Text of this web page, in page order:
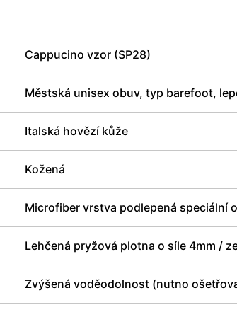
Cappucino vzor (SP28)
Městská unisex obuv, typ barefoot,
Italská hovězí kůže
Kožená
Microfiber vrstva podlepená speciální
Lehčená pryžová plotna o síle 4mm /
Zvýšená voděodolnost (nutno